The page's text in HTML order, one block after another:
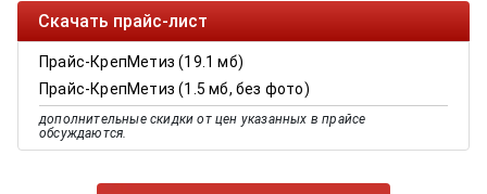
Скачать прайс-лист
Прайс-КрепМетиз (19.1 мб)
Прайс-КрепМетиз (1.5 мб, без фото)
дополнительные скидки от цен указанных в прайсе
обсуждаются.